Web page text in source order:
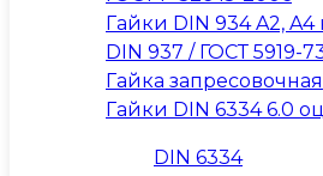
Гайки DIN 934 A2,
DIN 937 / ГОСТ 5919-
Гайка запресовочная
Гайки DIN 6334 6.0
DIN 6334